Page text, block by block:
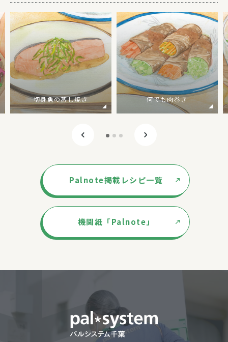
切身魚の蒸し焼き 何でも肉巻き
Palnote掲載レシピ一覧
機関紙「Palnote」